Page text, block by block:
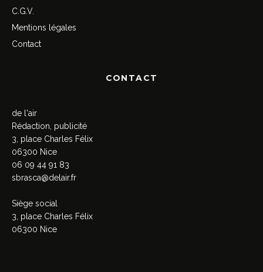
C.G.V.
Mentions légales
Contact
CONTACT
de l'air
Rédaction, publicité
3, place Charles Félix
06300 Nice
06 09 44 91 83
sbrasca@delair.fr
Siège social
3, place Charles Félix
06300 Nice